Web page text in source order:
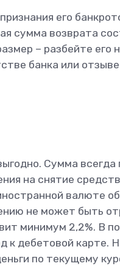
его
сумма возврата
– разбейте его
банка или
Сумма всегда
на снятие
валюте
не может быть
минимум 2,2%. В
к дебетовой карте.
по текущему